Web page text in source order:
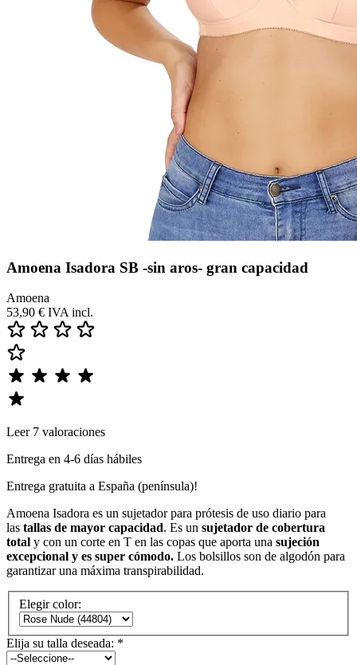
Amoena Isadora SB -sin aros- gran capacidad
Amoena
53,90 € IVA incl.
Leer 7 valoraciones
Entrega en 4-6 días hábiles
Entrega gratuita a España (península)!
Amoena Isadora es un sujetador para prótesis de uso diario para
las tallas de mayor capacidad. Es un sujetador de cobertura
total y con un corte en T en las copas que aporta una sujeción
excepcional y es super cómodo. Los bolsillos son de algodón para
garantizar una máxima transpirabilidad.
Elegir color:
Elija su talla deseada: *